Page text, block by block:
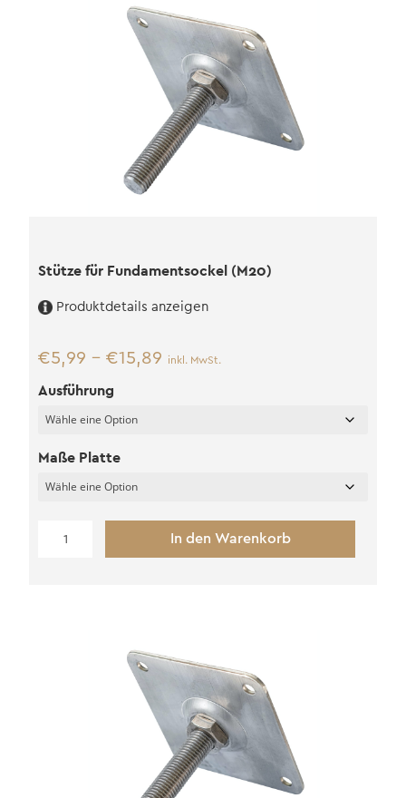
Stütze für Fundamentsockel (M20)
Produktdetails anzeigen
€5,99 – €15,89 inkl. MwSt.
Ausführung
Maße Platte
In den Warenkorb